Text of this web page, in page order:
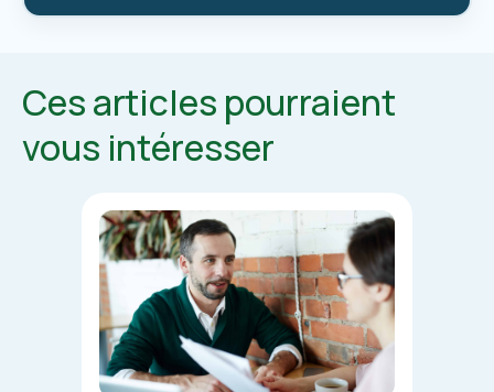
Ces articles pourraient
vous intéresser